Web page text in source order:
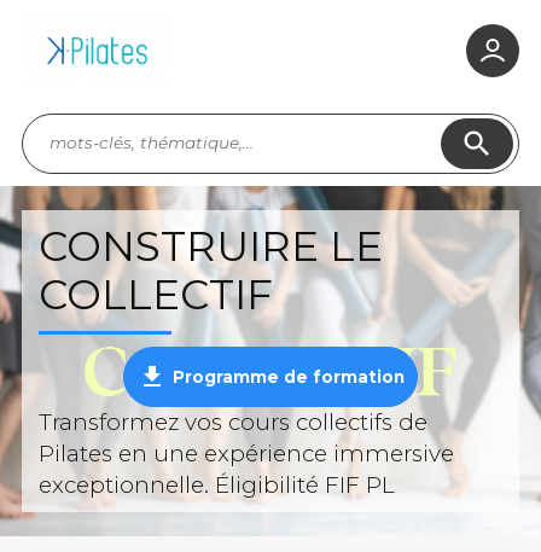
search
CONSTRUIRE LE
COLLECTIF
get_app Programme de formation
Transformez vos cours collectifs de
Pilates en une expérience immersive
exceptionnelle. Éligibilité FIF PL